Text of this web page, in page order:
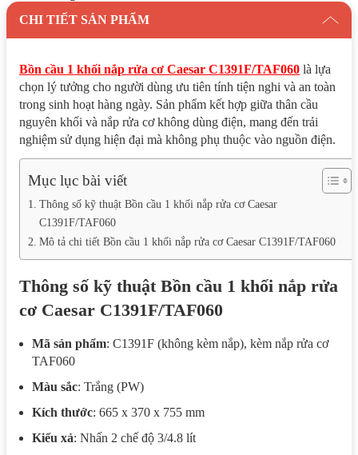
CHI TIẾT SẢN PHẨM
Bồn cầu 1 khối nắp rửa cơ Caesar C1391F/TAF060 là lựa
chọn lý tưởng cho người dùng ưu tiên tính tiện nghi và an toàn
trong sinh hoạt hàng ngày. Sản phẩm kết hợp giữa thân cầu
nguyên khối và nắp rửa cơ không dùng điện, mang đến trải
nghiệm sử dụng hiện đại mà không phụ thuộc vào nguồn điện.
Mục lục bài viết
Thông số kỹ thuật Bồn cầu 1 khối nắp rửa cơ Caesar
C1391F/TAF060
Mô tả chi tiết Bồn cầu 1 khối nắp rửa cơ Caesar C1391F/TAF060
Thông số kỹ thuật Bồn cầu 1 khối nắp rửa
cơ Caesar C1391F/TAF060
Mã sản phẩm: C1391F (không kèm nắp), kèm nắp rửa cơ
TAF060
Màu sắc: Trắng (PW)
Kích thước: 665 x 370 x 755 mm
Kiểu xả: Nhấn 2 chế độ 3/4.8 lít